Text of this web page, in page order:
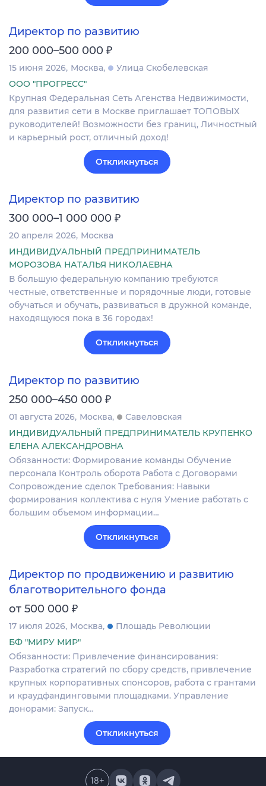
Директор по развитию
200 000–500 000 ₽
15 июня 2026 Москва
Улица Скобелевская
ООО "ПРОГРЕСС"
Крупная Федеральная Сеть Агенства Недвижимости,
для развития сети в Москве приглашает ТОПОВЫХ
руководителей! Возможности без границ, Личностный
и карьерный рост, отличный доход!
Откликнуться
Директор по развитию
300 000–1 000 000 ₽
20 апреля 2026 Москва
ИНДИВИДУАЛЬНЫЙ ПРЕДПРИНИМАТЕЛЬ
МОРОЗОВА НАТАЛЬЯ НИКОЛАЕВНА
В большую федеральную компанию требуются
честные, ответственные и порядочные люди, готовые
обучаться и обучать, развиваться в дружной команде,
находящуюся пока в 36 городах!
Откликнуться
Директор по развитию
250 000–450 000 ₽
01 августа 2026 Москва
Савеловская
ИНДИВИДУАЛЬНЫЙ ПРЕДПРИНИМАТЕЛЬ КРУПЕНКО
ЕЛЕНА АЛЕКСАНДРОВНА
Обязанности: Формирование команды Обучение
персонала Контроль оборота Работа с Договорами
Сопровождение сделок Требования: Навыки
формирования коллектива с нуля Умение работать с
большим объемом информации…
Откликнуться
Директор по продвижению и развитию
благотворительного фонда
от 500 000 ₽
17 июля 2026 Москва
Площадь Революции
БФ "МИРУ МИР"
Обязанности: Привлечение финансирования:
Разработка стратегий по сбору средств, привлечение
крупных корпоративных спонсоров, работа с грантами
и краудфандинговыми площадками. Управление
донорами: Запуск…
Откликнуться
18+